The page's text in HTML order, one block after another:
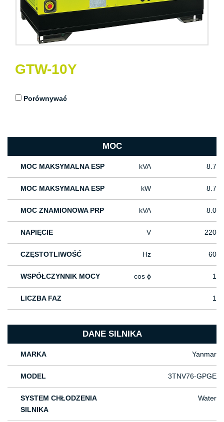
GTW-10Y
Porównywać
MOC
MOC MAKSYMALNA ESP kVA 8.7
MOC MAKSYMALNA ESP kW 8.7
MOC ZNAMIONOWA PRP kVA 8.0
NAPIĘCIE V 220
CZĘSTOTLIWOŚĆ Hz 60
WSPÓŁCZYNNIK MOCY cos ϕ 1
LICZBA FAZ 1
DANE SILNIKA
MARKA Yanmar
MODEL 3TNV76-GPGE
SYSTEM CHŁODZENIA
SILNIKA
Water